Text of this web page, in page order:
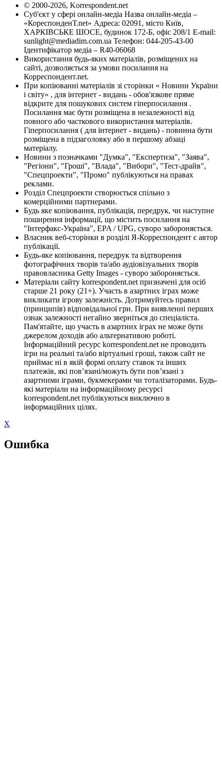
© 2000-2026, Korrespondent.net
Суб'єкт у сфері онлайн-медіа Назва онлайн-медіа –
«КореспонденТ.net» Адреса: 02091, місто Київ,
ХАРКІВСЬКЕ ШОСЕ, будинок 172-Б, офіс 208/1 E-mail:
sunlight@mediadim.com.ua Телефон: 044-205-43-00
Ідентифікатор медіа – R40-06068
Використання будь-яких матеріалів, розміщених на
сайті, дозволяється за умови посилання на
Корреспондент.net.
При копіюванні матеріалів зі сторінки « Новини України
і світу» , для інтернет - видань - обов'язкове пряме
відкрите для пошукових систем гіперпосилання .
Посилання має бути розміщена в незалежності від
повного або часткового використання матеріалів.
Гіперпосилання ( для інтернет - видань) - повинна бути
розміщена в підзаголовку або в першому абзаці
матеріалу.
Новини з позначками "Думка", "Експертиза", "Заява",
"Регіони", "Гроші", "Влада", "Вибори", "Тест-драйв",
"Спецпроекти", "Промо" публікуються на правах
реклами.
Розділ Спецпроекти створюється спільно з
комерційними партнерами.
Будь яке копіювання, публікація, передрук, чи наступне
поширення інформації, що містить посилання на
"Інтерфакс-Україна", EPA / UPG, суворо забороняється.
Власник веб-сторінки в розділі Я-Корреспондент є автор
публікації.
Будь-яке копіювання, передрук та відтворення
фотографічних творів та/або аудіовізуальних творів
правовласника Getty Images - суворо забороняється.
Матеріали сайту korrespondent.net призначені для осіб
старше 21 року (21+). Участь в азартних іграх може
викликати ігрову залежність. Дотримуйтесь правил
(принципів) відповідальної гри. При виявленні перших
ознак залежності негайно зверніться до спеціаліста.
Пам'ятайте, що участь в азартних іграх не може бути
джерелом доходів або альтернативою роботі.
Інформаційний ресурс korrespondent.net не проводить
ігри на реальні та/або віртуальні гроші, також сайт не
приймає ні в якій формі оплату ставок та інших
платежів, які пов’язані/можуть бути пов’язані з
азартними іграми, букмекерами чи тоталізаторами. Будь-
які матеріали на інформаційному ресурсі
korrespondent.net публікуються виключно в
інформаційних цілях.
X
Ошибка